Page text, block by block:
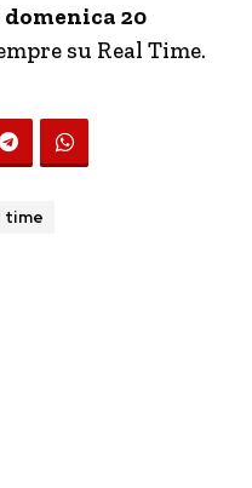
domenica 20
su Real Time.
time